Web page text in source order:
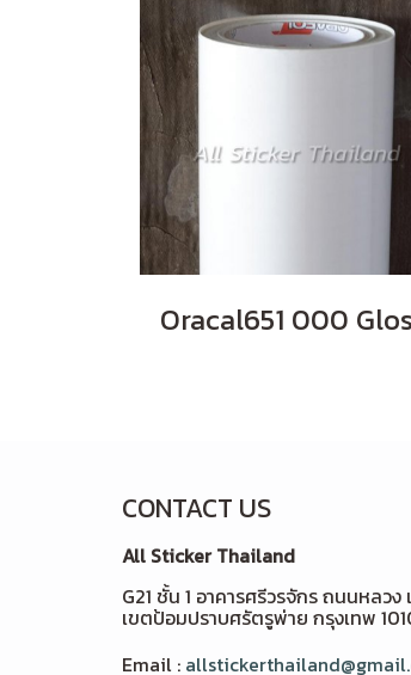
Oracal651 000
CONTACT US
All Sticker Thailand
G21 ชั้น 1 อาคารศรีวรจักร ถนนหลว
เขตป้อมปราบศรัตรูพ่าย กรุงเทพ
Email :